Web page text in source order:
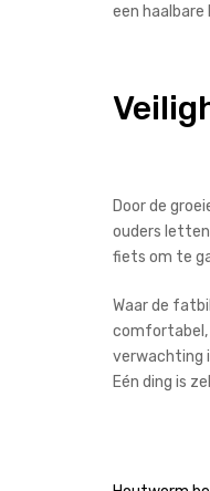
een haalbare
Door de
ouders
fiets om te
Waar de
comfortabel,
verwachting
Eén ding is